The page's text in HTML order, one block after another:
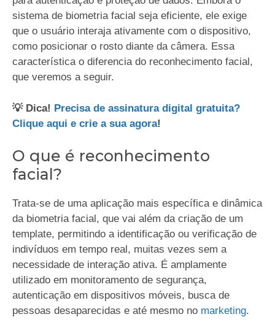
sistema de biometria facial seja eficiente, ele exige
que o usuário interaja ativamente com o dispositivo,
como posicionar o rosto diante da câmera. Essa
característica o diferencia do reconhecimento facial,
que veremos a seguir.
💡 Dica! Precisa de assinatura digital gratuita?
Clique aqui e crie a sua agora!
O que é reconhecimento
facial?
Trata-se de uma aplicação mais específica e dinâmica
da biometria facial, que vai além da criação de um
template, permitindo a identificação ou verificação de
indivíduos em tempo real, muitas vezes sem a
necessidade de interação ativa. É amplamente
utilizado em monitoramento de segurança,
autenticação em dispositivos móveis, busca de
pessoas desaparecidas e até mesmo no marketing.